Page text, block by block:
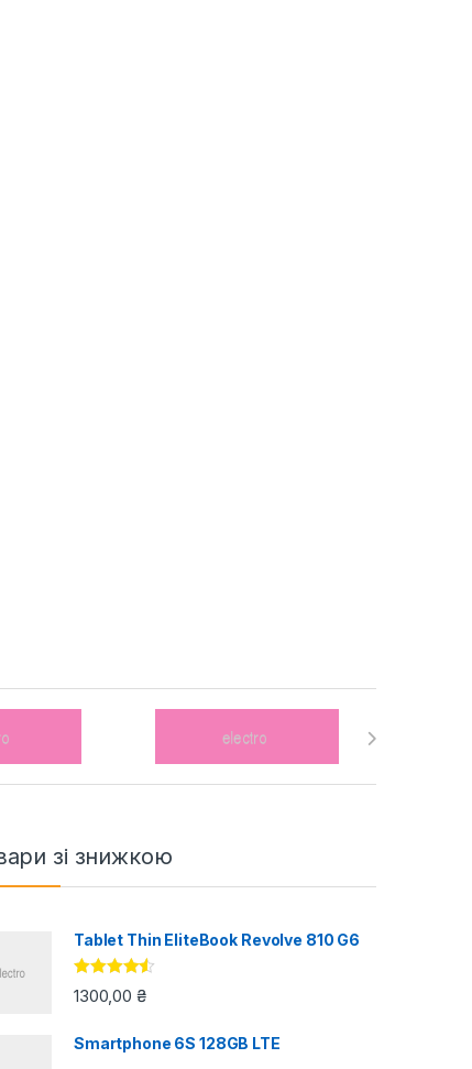
зі знижкою
Tablet Thin EliteBook Revolve 810 G6
Оцінено в
4.33з 5
1300,00 ₴
Smartphone 6S 128GB LTE